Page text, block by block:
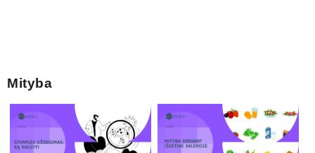
Mityba